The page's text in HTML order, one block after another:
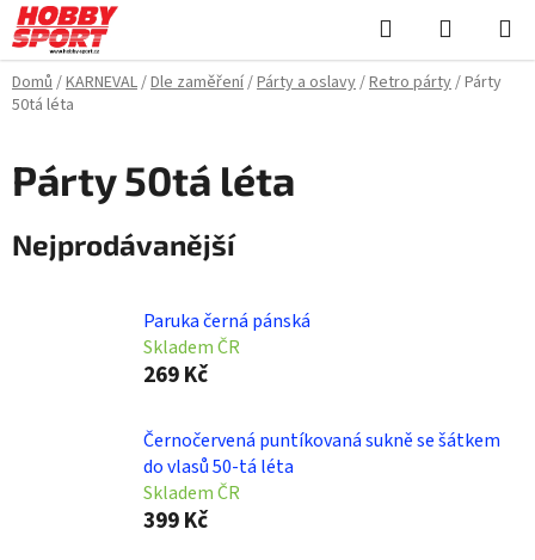
Přejít
na
obsah
Hledat
KOŠÍK
Domů/KARNEVAL/Dle zaměření/Párty a oslavy/Retro párty/Párty
50tá léta
Párty 50tá léta
Nejprodávanější
Paruka černá pánská
Skladem ČR
269 Kč
Černočervená puntíkovaná sukně se šátkem
do vlasů 50-tá léta
Skladem ČR
399 Kč